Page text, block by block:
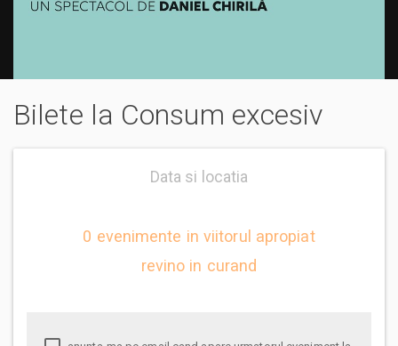
Bilete la Consum excesiv
Data si locatia
0 evenimente in viitorul apropiat
revino in curand